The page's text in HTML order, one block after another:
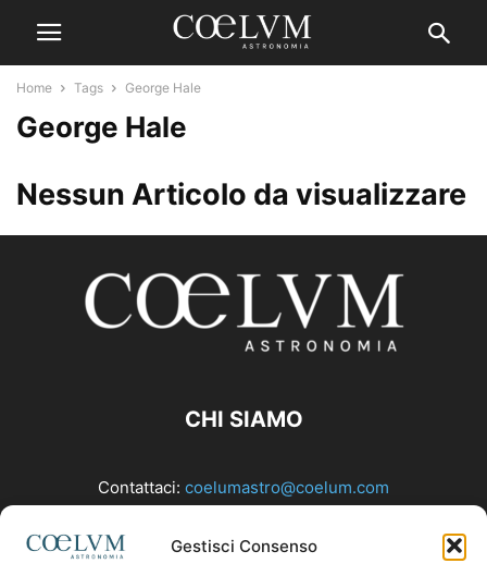
Gestisci Consenso
Home Tags George Hale
George Hale
Nessun Articolo da visualizzare
CHI SIAMO
Contattaci: coelumastro@coelum.com
SEGUICI